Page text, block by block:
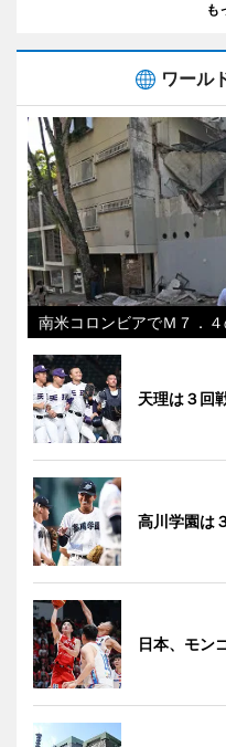
も
ワール
南米コロンビアでＭ７．
天理は３回
高川学園は
日本、モン